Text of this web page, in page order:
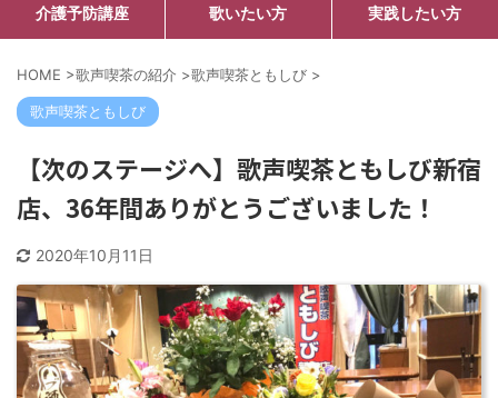
介護予防講座 歌いたい方 実践したい方
HOME >歌声喫茶の紹介 >歌声喫茶ともしび >
歌声喫茶ともしび
【次のステージへ】歌声喫茶ともしび新宿
店、36年間ありがとうございました！
2020年10月11日